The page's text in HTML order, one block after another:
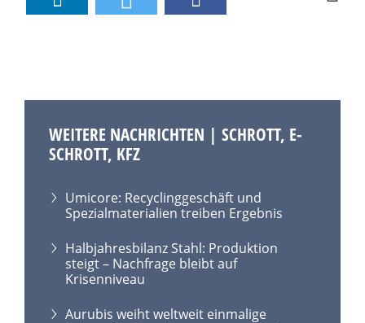
WEITERE NACHRICHTEN | SCHROTT, E-
SCHROTT, KFZ
Umicore: Recyclinggeschäft und
Spezialmaterialien treiben Ergebnis
Halbjahresbilanz Stahl: Produktion
steigt – Nachfrage bleibt auf
Krisenniveau
Aurubis weiht weltweit einmalige